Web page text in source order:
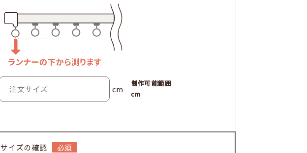
cm
制作可能範囲
cm
サイズの確認